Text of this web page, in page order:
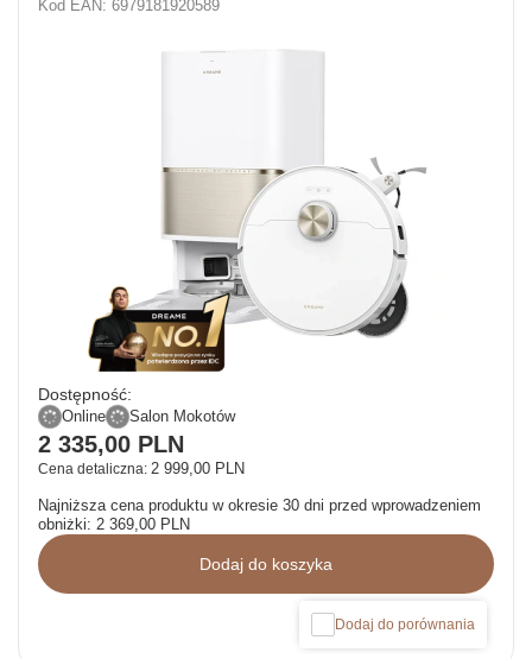
Kod EAN: 6979181920589
Dostępność:
Online Salon Mokotów
Cena detaliczna: 2 999,00 PLN
2 335,00 PLN
Najniższa cena produktu w okresie 30 dni przed wprowadzeniem
obniżki: 2 369,00 PLN
Dodaj do koszyka
Dodaj do porównania